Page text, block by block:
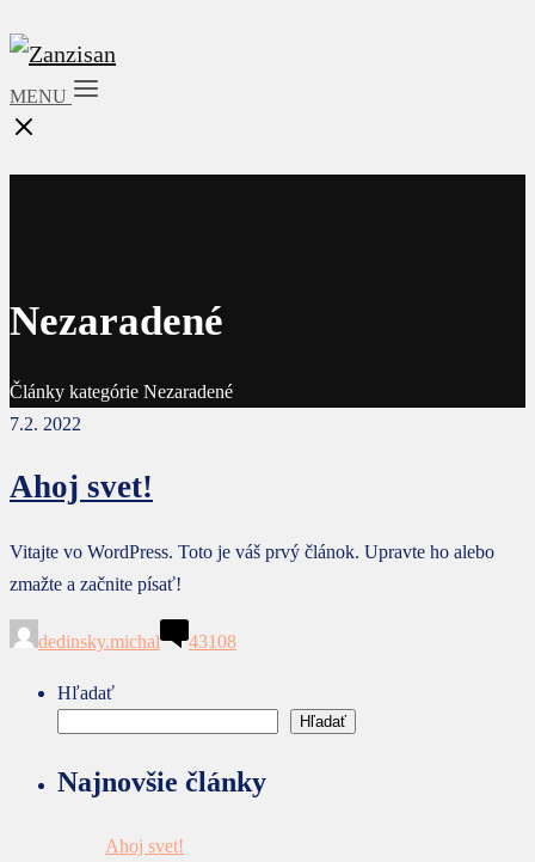
MENU
Nezaradené
Články kategórie Nezaradené
7.2. 2022
Ahoj svet!
Vitajte vo WordPress. Toto je váš prvý článok. Upravte ho alebo
zmažte a začnite písať!
dedinsky.michal 43108
Hľadať
Hľadať
Najnovšie články
Ahoj svet!